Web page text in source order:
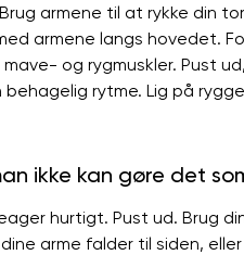
armene til at rykke din
armene langs
og rygmuskler. Pust
rytme. Lig på
ikke kan gøre det
hurtigt. Pust ud. Brug
arme falder til siden,